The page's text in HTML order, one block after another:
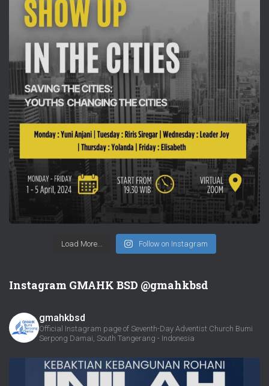
Load More... Follow on Instagram
Instagram GMAHK BSD @gmahkbsd
gmahkbsd
Official Instagram page of Seventh-Day Adventist Church Bumi
Serpong Damai, South Tangerang - Indonesia